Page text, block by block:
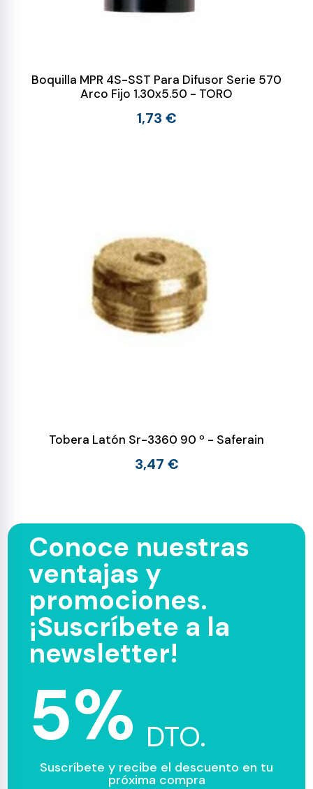
Boquilla MPR 4S-SST Para Difusor Serie 570
Arco Fijo 1.30x5.50 - TORO
1,73 €
Tobera Latón Sr-3360 90 º - Saferain
3,47 €
Conoce nuestras
ventajas y
promociones.
¡Suscríbete a la
newsletter!
5% DTO.
Suscríbete y recibe el descuento en tu
próxima compra